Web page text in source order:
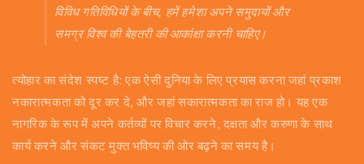
विविध गतिविधियों के बीच, हमें हमेशा अपने समुदायों और
समग्र विश्व की बेहतरी की आकांक्षा करनी चाहिए।
त्योहार का संदेश स्पष्ट है: एक ऐसी दुनिया के लिए प्रयास करना जहां प्रकाश
नकारात्मकता को दूर कर दे, और जहां सकारात्मकता का राज हो। यह एक
नागरिक के रूप में अपने कर्तव्यों पर विचार करने, दक्षता और करुणा के साथ
कार्य करने और संकट मुक्त भविष्य की ओर बढ़ने का समय है।